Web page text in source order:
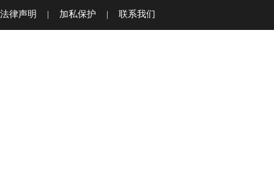
法律声明 | 加私保护 | 联系我们